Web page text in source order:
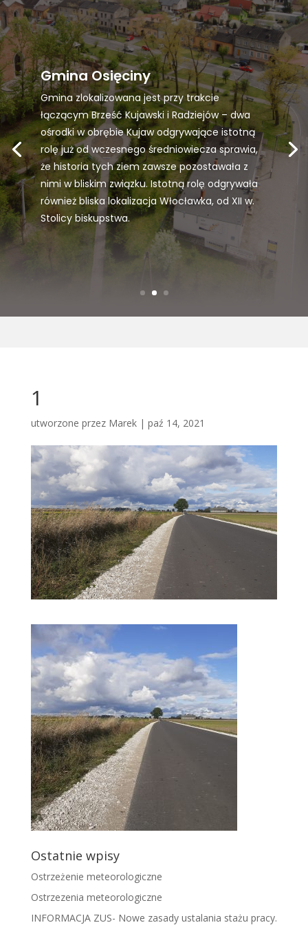
Gmina Osięciny
Gmina zlokalizowana jest przy trakcie
łączącym Brześć Kujawski i Radziejów – dwa
ośrodki w obrębie Kujaw odgrywające istotną
rolę już od wczesnego średniowiecza sprawia,
że historia tych ziem zawsze pozostawała z
nimi w bliskim związku. Istotną rolę odgrywała
również bliska lokalizacja Włocławka, od XII w.
Stolicy biskupstwa.
Obszar gminy Osięciny leży w południowej
części województwa kujawsko-pomorskiego i
północno-wschodniej części powiatu
radziejowskiego. W wewnętrznym podziale
administracyjnym powiat dzieli się na jednostki
samorządowe. Gmina Osięciny jest jedną z 7
gmin powiatu radziejowskiego.
1
utworzone przez Marek| paź 14, 2021
Ostatnie wpisy
Ostrzeżenie meteorologiczne
Ostrzezenia meteorologiczne
INFORMACJA ZUS- Nowe zasady ustalania stażu pracy.